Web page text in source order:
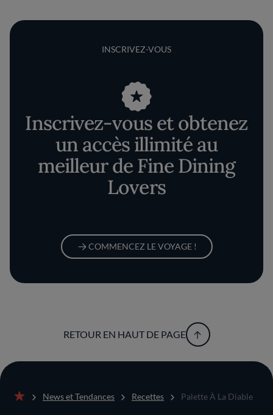
INSCRIVEZ-VOUS
Inscrivez-vous et obtenez
un accès illimité au
meilleur de Fine Dining
Lovers
COMMENCEZ LE VOYAGE !
RETOUR EN HAUT DE PAGE
News et Tendances Recettes Palette À La Diable